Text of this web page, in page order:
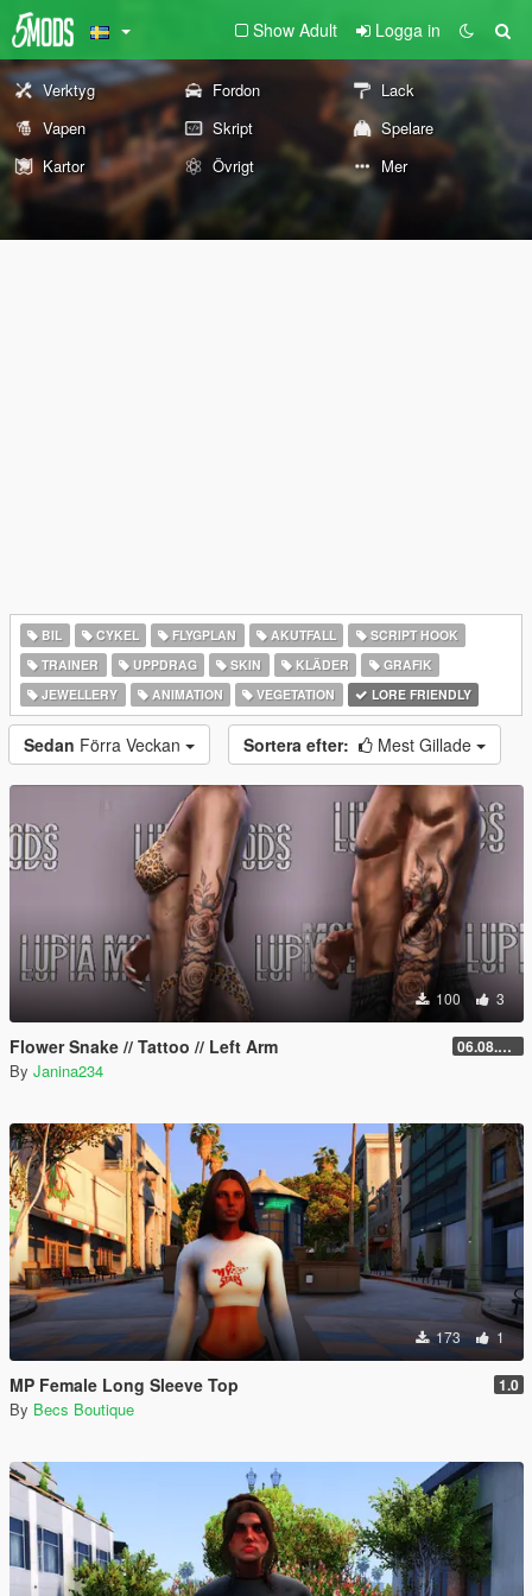
Show Adult Logga in
Verktyg Fordon
Lack
Vapen
Skript
Spelare
Kartor
Övrigt Mer
BIL CYKEL FLYGPLAN AKUTFALL
SCRIPT HOOK
TRAINER
UPPDRAG SKIN KLÄDER
GRAFIK
JEWELLERY
ANIMATION VEGETATION LORE FRIENDLY
Sedan Förra Veckan Sortera efter: Mest Gillade
100 3
Flower Snake // Tattoo // Left Arm 06.08.2026
By Janina234
173 1
MP Female Long Sleeve Top 1.0
By Becs Boutique